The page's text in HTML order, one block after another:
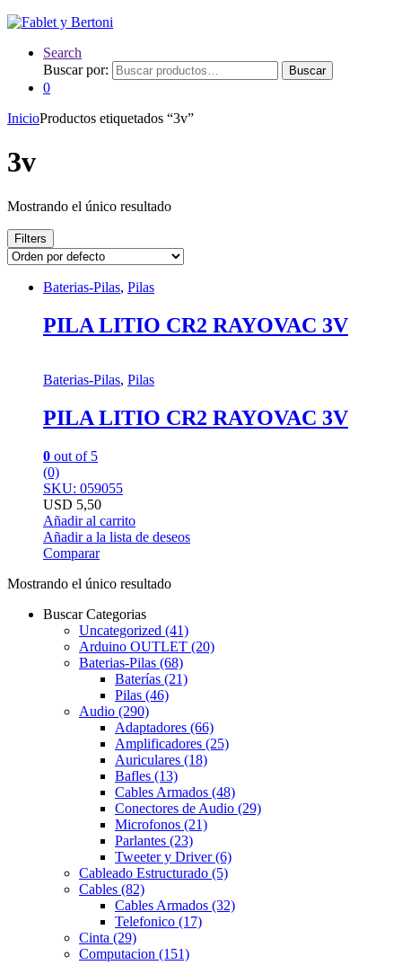
Search
Buscar por:
Buscar
0
InicioProductos etiquetados “3v”
3v
Mostrando el único resultado
Filters
Baterias-Pilas, Pilas
PILA LITIO CR2 RAYOVAC 3V
Baterias-Pilas, Pilas
PILA LITIO CR2 RAYOVAC 3V
0 out of 5
(0)
SKU: 059055
USD 5,50
Añadir al carrito
Añadir a la lista de deseos
Comparar
Mostrando el único resultado
Buscar Categorias
Uncategorized (41)
Arduino OUTLET (20)
Baterias-Pilas (68)
Baterías (21)
Pilas (46)
Audio (290)
Adaptadores (66)
Amplificadores (25)
Auriculares (18)
Bafles (13)
Cables Armados (48)
Conectores de Audio (29)
Microfonos (21)
Parlantes (23)
Tweeter y Driver(6)
Cableado Estructurado (5)
Cables (82)
Cables Armados (32)
Telefonico (17)
Cinta (29)
Computacion (151)